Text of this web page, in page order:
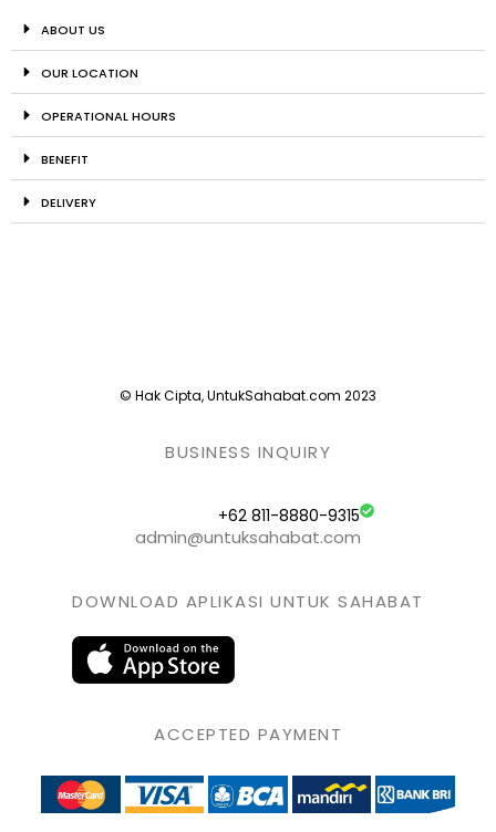
ABOUT US
OUR LOCATION
OPERATIONAL HOURS
BENEFIT
DELIVERY
© Hak Cipta, UntukSahabat.com 2023
BUSINESS INQUIRY
+62 811-8880-9315
admin@untuksahabat.com
DOWNLOAD APLIKASI UNTUK SAHABAT
ACCEPTED PAYMENT